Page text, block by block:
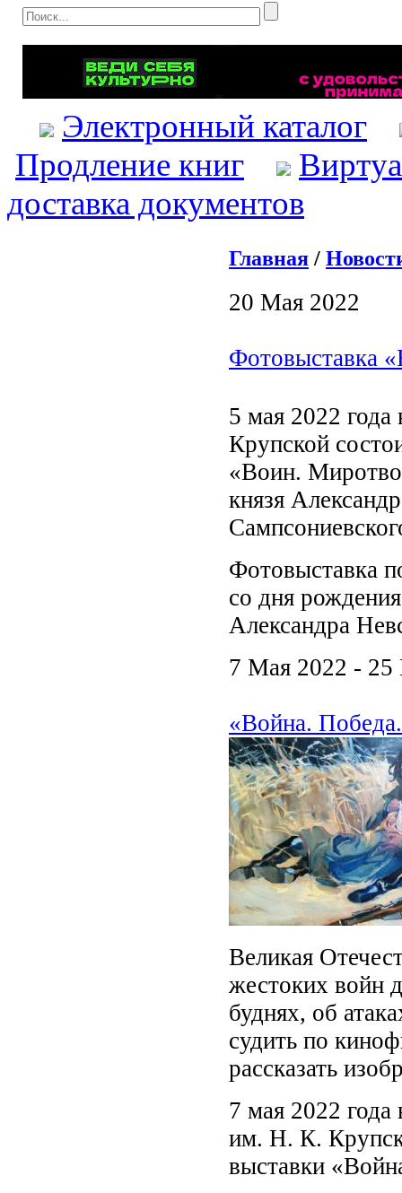
Электронный каталог
Продление книг
доставка документов
Главная /
20 Мая 2022
Фотовыставка
5 мая 2022
Крупской
«Воин.
князя
Фотовыставка
со дня рождения
Александра
7 Мая 2022 -
«Война.
Великая
жестоких войн
буднях, об
судить по
рассказать
7 мая 2022 года
им. Н. К.
выставки